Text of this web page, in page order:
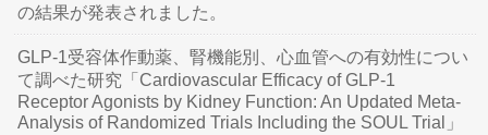
の結果が発表されました。
GLP-1受容体作動薬、腎機能別、心血管への有効性につい
て調べた研究「Cardiovascular Efficacy of GLP-1
Receptor Agonists by Kidney Function: An Updated Meta-
Analysis of Randomized Trials Including the SOUL Trial」